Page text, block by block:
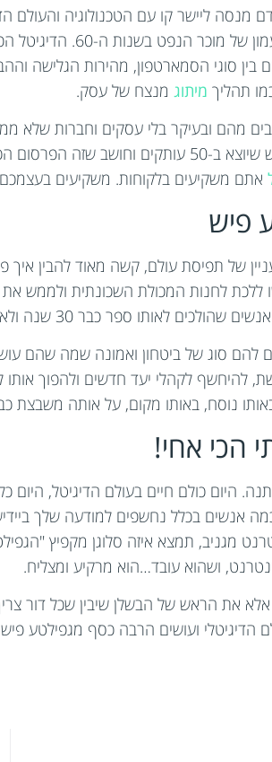
ליישר קו עם הטכנולוגיה והעולם
מאשר על שלט
סוגי הסמארטפון, מהירות הגלישה
תהליך מיתוג מנצח של עסק.
מהם ובעיקר בלי עסקים וחברות שלא
את אותן מודעות כל יום שישי בעיתון
אתם משקיעים בלקוחות. משקיעים
פיש
של תפיסת עולם, קשה מאוד להבין איך
לחנות המכולת השכונתית ולממש
שנה ולא מתכוונים להחליף אותו בשום מעצב שיער אחר.
להם סוג של ביטחון ואמונה שמה שהם
באותו מקום, על אותה משבצת כבר 30 שנה. למה?
הכי אחי!
היום כולם חיים בעולם הדיגיטל, היום
אנשים בכלל נחשפים למודעה שלך
מגניב, תמצא איזה סלוגן מקפיץ
ושהוא עובד…הוא מרקיע ומצליח.
את הראש של הבשלן שיבין שכל דור
ועושים הרבה כסף מגפילטע